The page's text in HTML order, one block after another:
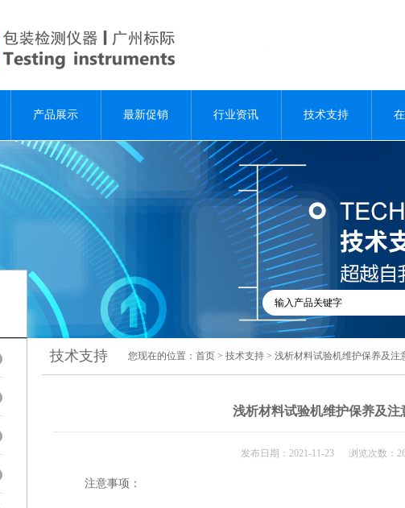
产品展示 最新促销 行业资讯 技术支持
技术支持 您现在的位置： 首页 > 技术支持 > 浅析材料试验机维护保养及注
浅析材料试验机维护保养及注
发布日期：2021-11-23 浏览次数：
注意事项：